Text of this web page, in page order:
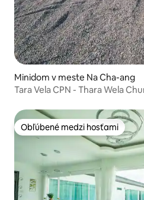
Minidom v meste Na Cha-ang
Tara Vela CPN - Thara Wela
Obľúbené medzi hosťami
Obľúbené medzi hosťami